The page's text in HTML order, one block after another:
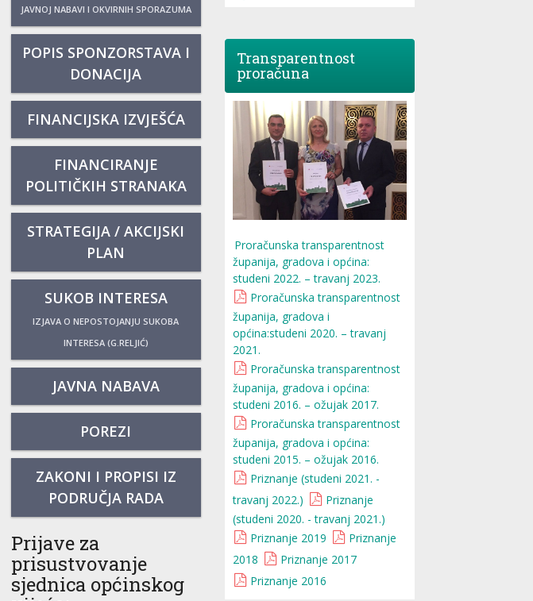
JAVNOJ NABAVI I OKVIRNIH SPORAZUMA
POPIS SPONZORSTAVA I
DONACIJA
FINANCIJSKA IZVJEŠĆA
FINANCIRANJE
POLITIČKIH STRANAKA
STRATEGIJA / AKCIJSKI
PLAN
SUKOB INTERESA
IZJAVA O NEPOSTOJANJU SUKOBA
INTERESA (G.RELJIĆ)
JAVNA NABAVA
POREZI
ZAKONI I PROPISI IZ
PODRUČJA RADA
Prijave za
prisustvovanje
sjednica općinskog
Transparentnost
proračuna
Proračunska transparentnost
županija, gradova i općina:
studeni 2022. – travanj 2023.
Proračunska transparentnost
županija, gradova i
općina:studeni 2020. – travanj
2021.
Proračunska transparentnost
županija, gradova i općina:
studeni 2016. – ožujak 2017.
Proračunska transparentnost
županija, gradova i općina:
studeni 2015. – ožujak 2016.
Priznanje (studeni 2021. -
travanj 2022.)
Priznanje
(studeni 2020. - travanj 2021.)
Priznanje 2019
Priznanje
2018
Priznanje 2017
Priznanje 2016